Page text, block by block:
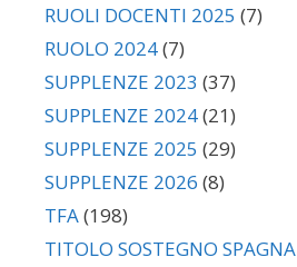
RUOLI DOCENTI 2025 (7)
RUOLO 2024(7)
SUPPLENZE 2023 (37)
SUPPLENZE 2024(21)
SUPPLENZE 2025 (29)
SUPPLENZE 2026 (8)
TFA(198)
TITOLO SOSTEGNO SPAGNA